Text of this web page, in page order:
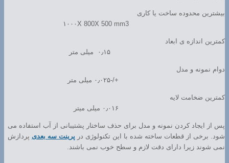
بیشترین محدوده ساخت یا کاری
کمترین اندازه ی ابعاد
دوام نمونه و مدل
+/-۰٫۰۲۵ میلی متر
کمترین ضخامت لایه
پس از ایجاد کردن نمونه و مدل برای حذف ساختار پشتیبانی از آب استفاده می
شود. برخی از قطعات ساخته شده با این تکنولوژی در پرینت سه بعدی پردازش
نمی شوند زیرا دارای دقت لازم و سطح خوب نمی باشند.